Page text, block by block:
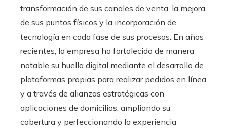
transformación de sus canales de venta, la mejora
de sus puntos físicos y la incorporación de
tecnología en cada fase de sus procesos. En años
recientes, la empresa ha fortalecido de manera
notable su huella digital mediante el desarrollo de
plataformas propias para realizar pedidos en línea
y a través de alianzas estratégicas con
aplicaciones de domicilios, ampliando su
cobertura y perfeccionando la experiencia